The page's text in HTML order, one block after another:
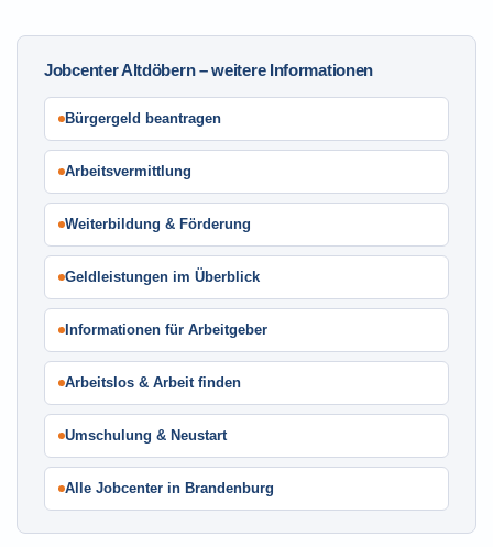
Jobcenter Altdöbern – weitere Informationen
Bürgergeld beantragen
Arbeitsvermittlung
Weiterbildung & Förderung
Geldleistungen im Überblick
Informationen für Arbeitgeber
Arbeitslos & Arbeit finden
Umschulung & Neustart
Alle Jobcenter in Brandenburg